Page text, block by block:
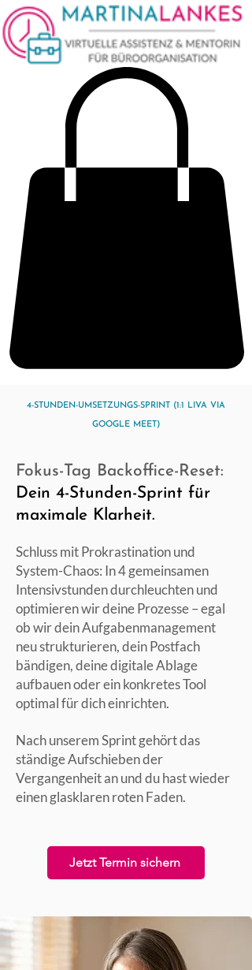
4-STUNDEN-UMSETZUNGS-SPRINT (1:1 LIVA VIA
GOOGLE MEET)
Schluss mit Prokrastination und
System-Chaos: In 4 gemeinsamen
Intensivstunden durchleuchten und
optimieren wir deine Prozesse – egal
ob wir dein Aufgabenmanagement
neu strukturieren, dein Postfach
bändigen, deine digitale Ablage
aufbauen oder ein konkretes Tool
optimal für dich einrichten.
Nach unserem Sprint gehört das
ständige Aufschieben der
Vergangenheit an und du hast wieder
einen glasklaren roten Faden.
Jetzt Termin sichern
Fokus-Tag Backoffice-Reset:
Dein 4-Stunden-Sprint für
maximale Klarheit.